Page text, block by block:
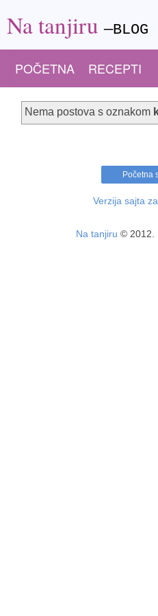
Na tanjiru—BLOG
POČETNA RECEPTI
Nema postova s oznakom
Početna
Verzija sajta
Na tanjiru © 2012.